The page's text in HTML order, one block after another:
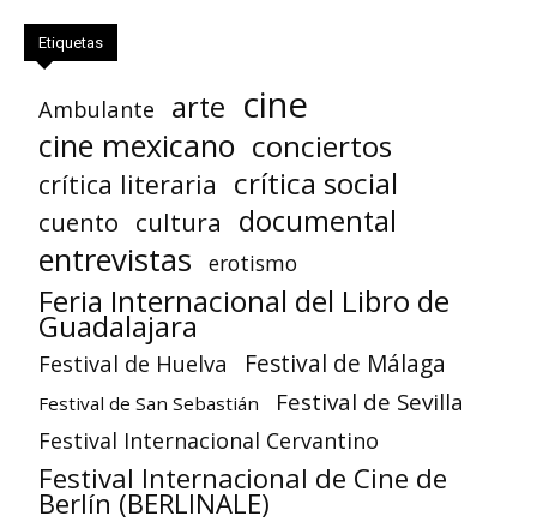
Etiquetas
Ambulante arte cine
cine mexicano conciertos
crítica literaria crítica social
cuento cultura documental
entrevistas erotismo
Feria Internacional del Libro de
Guadalajara
Festival de Huelva Festival de Málaga
Festival de San Sebastián Festival de Sevilla
Festival Internacional Cervantino
Festival Internacional de Cine de
Berlín (BERLINALE)